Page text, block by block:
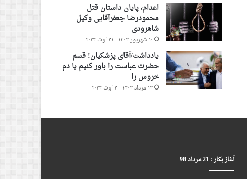
اعدام، پایان داستان قتل
محمودرضا جعفرآقایی وکیل
شاهرودی
۱۰ شهریور ۱۴۰۳ - ۳۱ اوت ۲۰۲۴
یادداشت/آقای پزشکیان! قسم
حضرت عباست را باور کنیم یا دم
خروس را
۱۳ مرداد ۱۴۰۳ - ۳ اوت ۲۰۲۴
آغاز بکار : 21 مرداد 98